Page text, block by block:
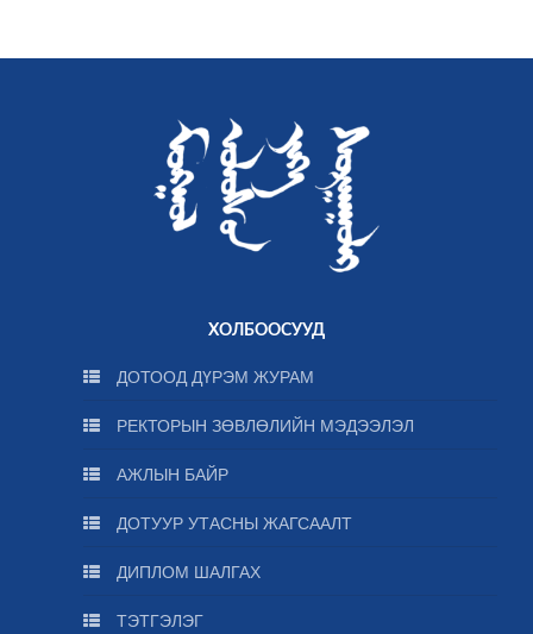
ХОЛБООСУУД
ДОТООД ДҮРЭМ ЖУРАМ
РЕКТОРЫН ЗӨВЛӨЛИЙН МЭДЭЭЛЭЛ
АЖЛЫН БАЙР
ДОТУУР УТАСНЫ ЖАГСААЛТ
ДИПЛОМ ШАЛГАХ
ТЭТГЭЛЭГ